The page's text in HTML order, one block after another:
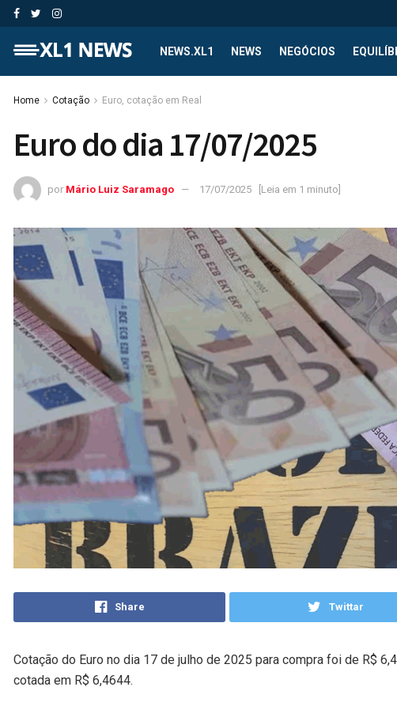
NEWS.XL1 NEWS NEGÓCIOS
Home Cotação Euro, cotação em Real
Euro do dia 17/07/2025
por Mário Luiz Saramago 17/07/2025 [Leia em 1 minuto]
Share Twittar
Cotação do Euro no dia 17 de julho de 2025 para compra foi de R$
cotada em R$ 6,4644.